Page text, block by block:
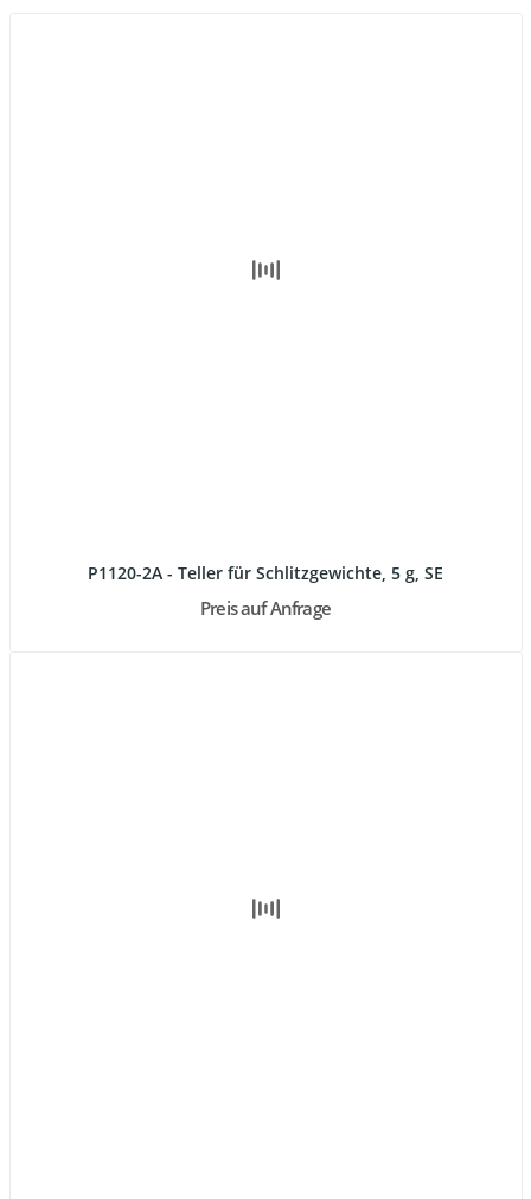
P1120-2A - Teller für Schlitzgewichte, 5 g, SE
Preis auf Anfrage